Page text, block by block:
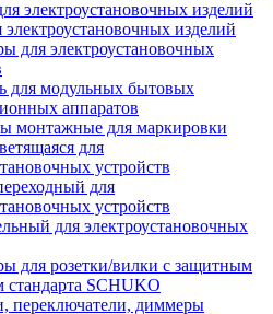
изделий
для электроустановочных
для модульных бытовых
аппаратов
монтажные для маркировки
для
устройств
для
устройств
для электроустановочных
для розетки/вилки с защитным
стандарта SCHUKO